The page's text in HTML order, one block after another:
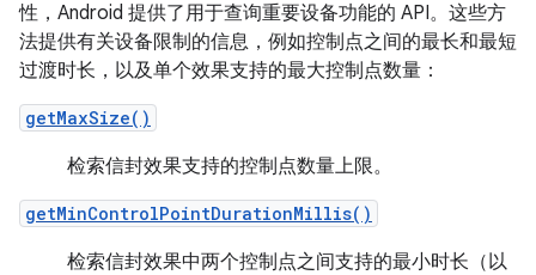
性，Android 提供了用于查询重要设备功能的 API。这些方
法提供有关设备限制的信息，例如控制点之间的最长和最短
过渡时长，以及单个效果支持的最大控制点数量：
getMaxSize()
检索信封效果支持的控制点数量上限。
getMinControlPointDurationMillis()
检索信封效果中两个控制点之间支持的最小时长（以